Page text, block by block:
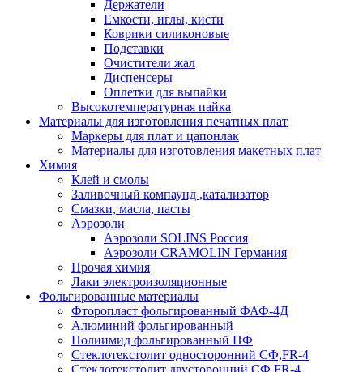
Держатели
Емкости, иглы, кисти
Коврики силиконовые
Подставки
Очистители жал
Диспенсеры
Оплетки для выпайки
Высокотемпературная пайка
Материалы для изготовления печатных плат
Маркеры для плат и цапонлак
Материалы для изготовления макетных плат
Химия
Клей и смолы
Заливочный компаунд ,катализатор
Смазки, масла, пасты
Аэрозоли
Аэрозоли SOLINS Россия
Аэрозоли CRAMOLIN Германия
Прочая химия
Лаки электроизоляционные
Фольгированные материалы
Фторопласт фольгированный ФАФ-4Д
Алюминий фольгированный
Полиимид фольгированный ПФ
Стеклотекстолит односторонний CФ,FR-4
Стеклотекстолит двусторонний СФ,FR-4